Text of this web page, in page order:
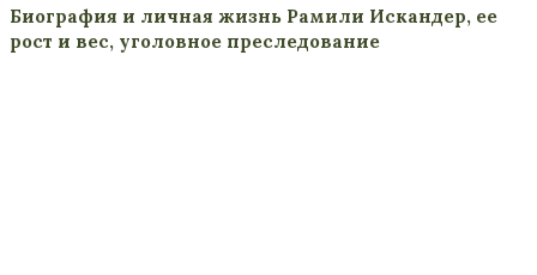
Биография и личная жизнь Рамили Искандер, ее
рост и вес, уголовное преследование